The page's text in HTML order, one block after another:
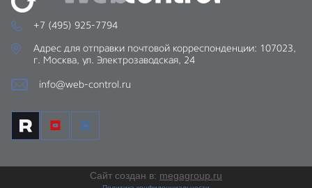
+7 (495) 925-7794
Адрес для отправки почтовой корреспонденции: 107023,
г. Москва, ул. Электрозаводская, 24
info@web-control.ru
Сайт создан в: megagroup.ru